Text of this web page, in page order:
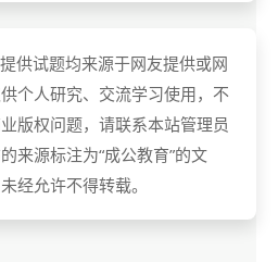
供试题均来源于网友提供或网
个人研究、交流学习使用，不
版权问题，请联系本站管理员
来源标注为“成公教育”的文
经允许不得转载。